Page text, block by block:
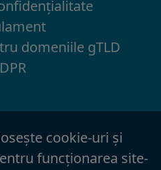
domeniile gTLD
cookie-uri şi
funcţionarea site-